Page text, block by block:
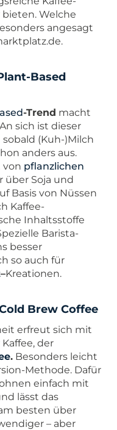
Welche
angesagt
Based
-Trend macht
sich ist dieser
(Kuh-)Milch
anders aus.
von pflanzlichen
über Soja und
Basis von Nüssen
Kaffee-
Inhaltsstoffe
Barista-
besser
so auch für
–Kreationen.
Brew Coffee
erfreut sich mit
der
. Besonders leicht
Methode. Dafür
einfach mit
lässt das
besten über
– aber